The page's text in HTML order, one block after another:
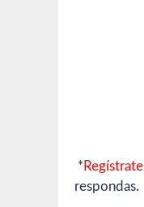
* Regístrate
respondas.